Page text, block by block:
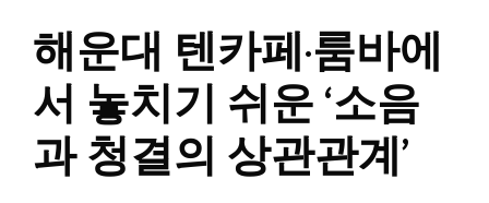
해운대 텐카페·룸바에
서 놓치기 쉬운 ‘소음
과 청결의 상관관계’